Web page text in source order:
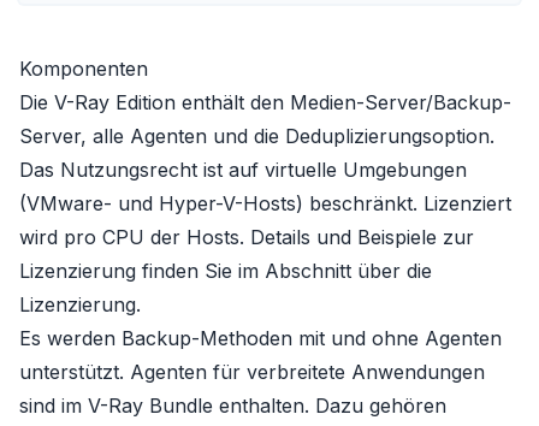
Komponenten
Die V-Ray Edition enthält den Medien-Server/Backup-
Server, alle Agenten und die Deduplizierungsoption.
Das Nutzungsrecht ist auf virtuelle Umgebungen
(VMware- und Hyper-V-Hosts) beschränkt. Lizenziert
wird pro CPU der Hosts. Details und Beispiele zur
Lizenzierung finden Sie im Abschnitt über die
Lizenzierung.
Es werden Backup-Methoden mit und ohne Agenten
unterstützt. Agenten für verbreitete Anwendungen
sind im V-Ray Bundle enthalten. Dazu gehören